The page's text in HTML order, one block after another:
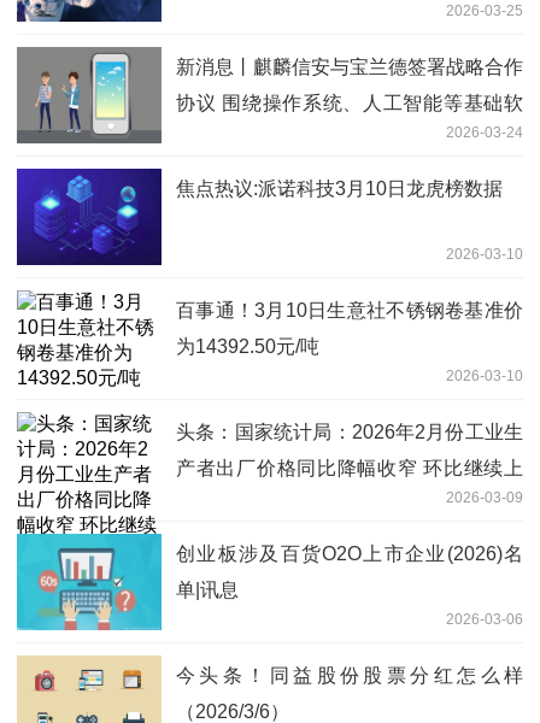
2026-03-25
新消息丨麒麟信安与宝兰德签署战略合作
协议 围绕操作系统、人工智能等基础软
2026-03-24
焦点热议:派诺科技3月10日龙虎榜数据
2026-03-10
百事通！3月10日生意社不锈钢卷基准价
为14392.50元/吨
2026-03-10
头条：国家统计局：2026年2月份工业生
产者出厂价格同比降幅收窄 环比继续上
2026-03-09
创业板涉及百货O2O上市企业(2026)名
单|讯息
2026-03-06
今头条！同益股份股票分红怎么样
（2026/3/6）